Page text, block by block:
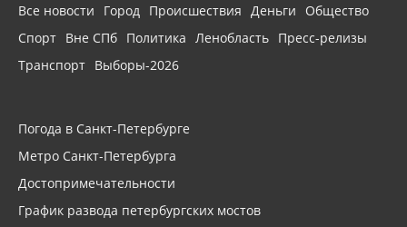
Все новости Город Происшествия Деньги
Общество
Спорт Вне СПб Политика Ленобласть Пресс-релизы
Транспорт Выборы-2026
Погода в Санкт-Петербурге
Метро Санкт-Петербурга
Достопримечательности
График развода петербургских мостов